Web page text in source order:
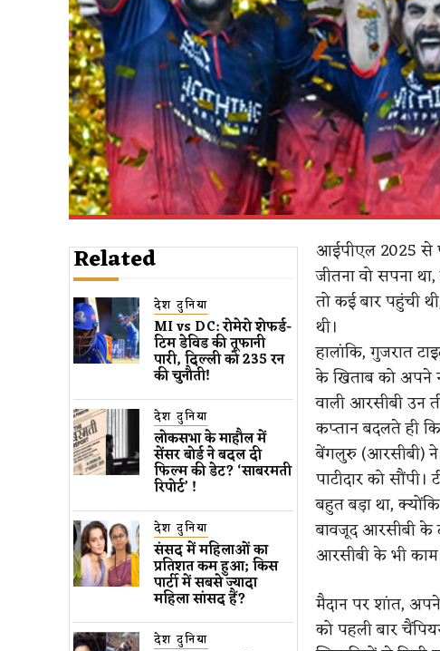
Related
देश दुनिया
MI vs DC: रोमेरो शेफर्ड-
टिम डेविड की तूफानी
पारी, दिल्ली को 235 रन
की चुनौती!
देश दुनिया
लोकसभा के माहौल में
सेंसर बोर्ड ने बदल दी
फिल्म की डेट? ‘साबरमती
रिपोर्ट’ !
देश दुनिया
संसद में महिलाओं का
प्रतिशत कम ​हुआ​; किस
पार्टी में सबसे ज्यादा
महिला सांसद हैं?
देश दुनिया
आईपीएल 2025 से
जीतना वो सपना
तो कई बार पहुंची
थी।
हालांकि, गुजरात
के खिताब को अपने
वाली आरसीबी उन
कप्तान बदलते ही
बेंगलुरु (आरसीबी) ने
पाटीदार को
बहुत बड़ा था,
बावजूद आरसीबी के
आरसीबी के भी
मैदान पर शांत,
को पहली बार